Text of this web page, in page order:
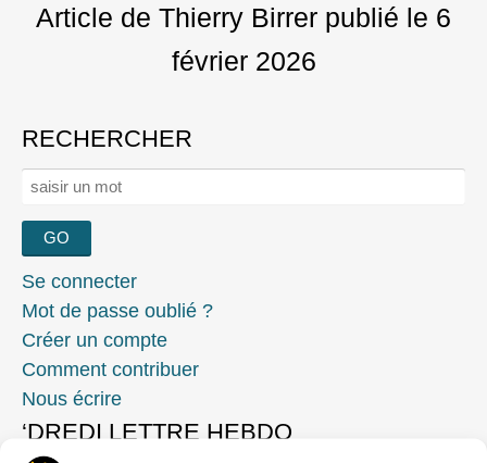
Article de Thierry Birrer publié le 6
février 2026
RECHERCHER
Rechercher :
Se connecter
Mot de passe oublié ?
Créer un compte
Comment contribuer
Nous écrire
‘DREDI LETTRE HEBDO